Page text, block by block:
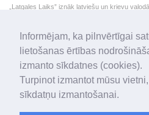
Informējam, ka pilnvērtīgai
lietošanas ērtības
izmanto sīkdatnes (cookies).
Turpinot izmantot mūsu
sīkdatņu izmantošanai.
„Latgales Laiks” iznāk latviešu un krievu
„Latgales Laiks” latviešu valodā aptver
2026. gada 8. augusts
Sestdiena
Mudīte, Vladislava, Vladislavs